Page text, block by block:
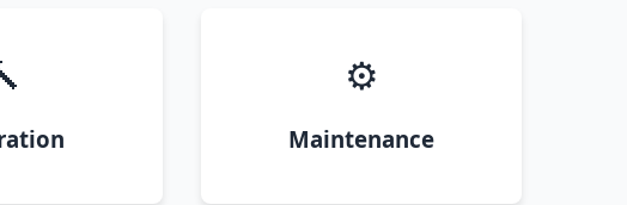
⚙️
Maintenance